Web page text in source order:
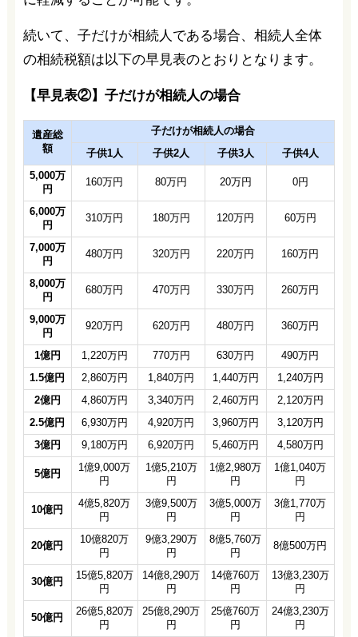
続いて、子だけが相続人である場合、相続人全体
の相続税額は以下の早見表のとおりとなります。
【早見表②】子だけが相続人の場合
遺産総
額
子だけが相続人の場合
子供1人
子供2人 子供3人
子供4人
5,000万
円
160万円 80万円 20万円 0円
6,000万
円
310万円 180万円 120万円 60万円
7,000万
円
480万円 320万円 220万円 160万円
8,000万
円
680万円 470万円 330万円 260万円
9,000万
円
920万円 620万円 480万円 360万円
1億円 1,220万円 770万円 630万円
490万円
1.5億円
2,860万円 1,840万円 1,440万円
1,240万円
2億円
4,860万円 3,340万円 2,460万円
2,120万円
2.5億円
6,930万円 4,920万円 3,960万円
3,120万円
3億円
9,180万円 6,920万円 5,460万円 4,580万円
5億円
1億9,000万
円
1億5,210万
円
1億2,980万
円
1億1,040万
円
10億円
4億5,820万
円
3億9,500万
円
3億5,000万
円
3億1,770万
円
20億円
10億820万
円
9億3,290万
円
8億5,760万
円
8億500万円
30億円
15億5,820万
円
14億8,290万
円
14億760万
円
13億3,230万
円
50億円
26億5,820万
円
25億8,290万
円
25億760万
円
24億3,230万
円